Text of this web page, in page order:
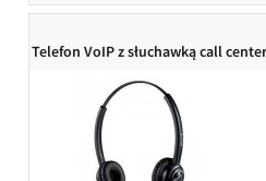
Telefon VoIP z słuchawką call